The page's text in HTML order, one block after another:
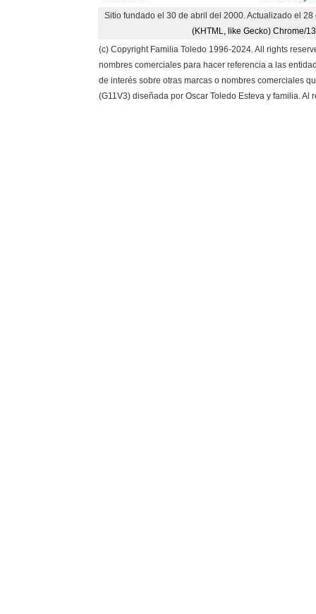
Sitio fundado el 30 de abril del 2000. Actualizado el
(KHTML, like Gecko) Chrome/
(c) Copyright Familia Toledo 1996-2024. All rights
nombres comerciales para hacer referencia a las
de interés sobre otras marcas o nombres comerciales
(G11V3) diseñada por Oscar Toledo Esteva y familia.